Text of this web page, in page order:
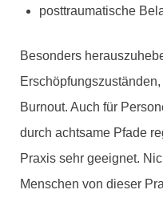
posttraumatische
Besonders
Burnout. Auch für
durch achtsame Pfade
Praxis sehr geeignet.
Menschen von dieser